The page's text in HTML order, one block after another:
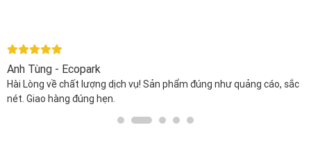
Anh Tùng - Ecopark
Hài Lòng về chất lượng dịch vụ! Sản phẩm đúng như quảng cáo, sắc
nét. Giao hàng đúng hẹn.